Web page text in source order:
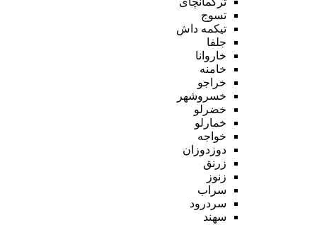
تسوج
تیکمه داش
جلفا
خاروانا
خامنه
خراجو
خسروشهر
خضرلو
خمارلو
خواجه
دوزدوزان
زرنق
زنوز
سراب
سردرود
سهند